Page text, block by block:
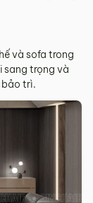
và sofa trong
sang trọng và
bảo trì.